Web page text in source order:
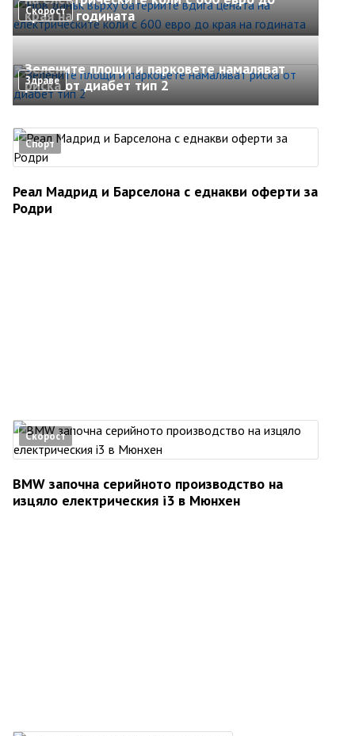
Скорост
края на годината
Здраве
Зелените площи и парковете намаляват
риска от диабет тип 2
Спорт
Реал Мадрид и Барселона с еднакви оферти за
Родри
Скорост
BMW започна серийното производство на
изцяло електрическия i3 в Мюнхен